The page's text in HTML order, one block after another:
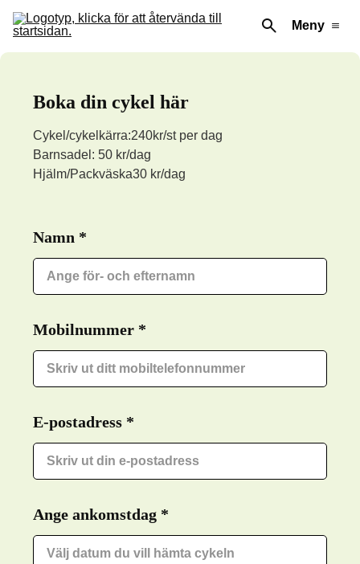
Meny
Boka din cykel här
Cykel/cykelkärra:240kr/st per dag
Barnsadel: 50 kr/dag
Hjälm/Packväska30 kr/dag
Namn Required
*
Mobilnummer Required
*
E-postadress Required
*
Ange ankomstdag Required
*